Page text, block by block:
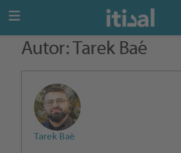
Autor: Tarek Baé
Tarek Baé